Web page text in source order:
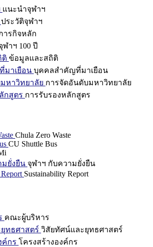
แนะนำจุฬาฯ
ประวัติจุฬาฯ
ารกิจหลัก
ฬาฯ 100 ปี
ติ ข้อมูลและสถิติ
มาเยือน บุคคลสำคัญที่มาเยือน
หาวิทยาลัย การจัดอันดับมหาวิทยาลัย
กสูตร การรับรองหลักสูตร
Chula Zero Waste
CU Shuttle Bus
มยั่งยืน จุฬาฯ กับความยั่งยืน
Sustainability Report
คณะผู้บริหาร
ทธศาสตร์ วิสัยทัศน์และยุทธศาสตร์
ค์กร โครงสร้างองค์กร